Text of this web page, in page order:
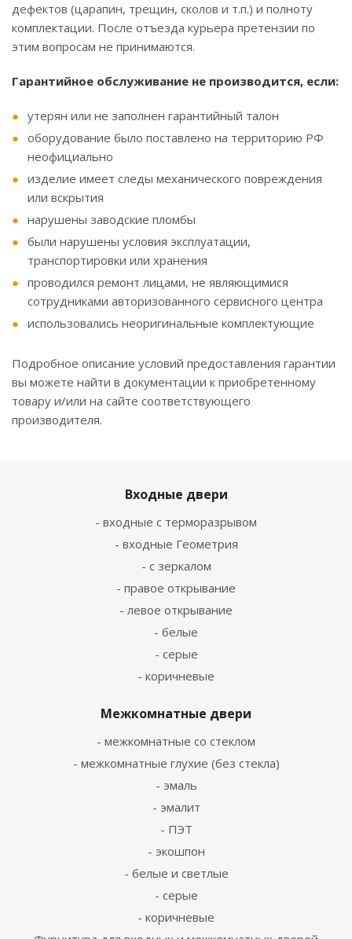
дефектов (царапин, трещин, сколов и т.п.) и полноту
комплектации. После отъезда курьера претензии по
этим вопросам не принимаются.
Гарантийное обслуживание не производится, если:
утерян или не заполнен гарантийный талон
оборудование было поставлено на территорию РФ
неофициально
изделие имеет следы механического повреждения
или вскрытия
нарушены заводские пломбы
были нарушены условия эксплуатации,
транспортировки или хранения
проводился ремонт лицами, не являющимися
сотрудниками авторизованного сервисного центра
использовались неоригинальные комплектующие
Подробное описание условий предоставления гарантии
вы можете найти в документации к приобретенному
товару и/или на сайте соответствующего
производителя.
Входные двери
- входные с терморазрывом
- входные Геометрия
- с зеркалом
- правое открывание
- левое открывание
- белые
- серые
- коричневые
Межкомнатные двери
- межкомнатные со стеклом
- межкомнатные глухие (без стекла)
- эмаль
- эмалит
- ПЭТ
- экошпон
- белые и светлые
- серые
- коричневые